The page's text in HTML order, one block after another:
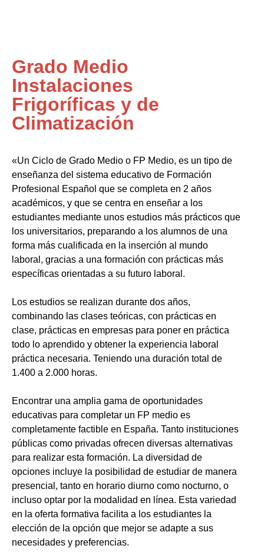
Grado Medio
Instalaciones
Frigoríficas y de
Climatización
«Un Ciclo de Grado Medio o FP Medio, es un tipo de
enseñanza del sistema educativo de Formación
Profesional Español que se completa en 2 años
académicos, y que se centra en enseñar a los
estudiantes mediante unos estudios más prácticos que
los universitarios, preparando a los alumnos de una
forma más cualificada en la inserción al mundo
laboral, gracias a una formación con prácticas más
específicas orientadas a su futuro laboral.
Los estudios se realizan durante dos años,
combinando las clases teóricas, con prácticas en
clase, prácticas en empresas para poner en práctica
todo lo aprendido y obtener la experiencia laboral
práctica necesaria. Teniendo una duración total de
1.400 a 2.000 horas.
Encontrar una amplia gama de oportunidades
educativas para completar un FP medio es
completamente factible en España. Tanto instituciones
públicas como privadas ofrecen diversas alternativas
para realizar esta formación. La diversidad de
opciones incluye la posibilidad de estudiar de manera
presencial, tanto en horario diurno como nocturno, o
incluso optar por la modalidad en línea. Esta variedad
en la oferta formativa facilita a los estudiantes la
elección de la opción que mejor se adapte a sus
necesidades y preferencias.